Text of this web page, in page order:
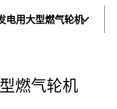
电用大型燃气轮机
燃气轮机